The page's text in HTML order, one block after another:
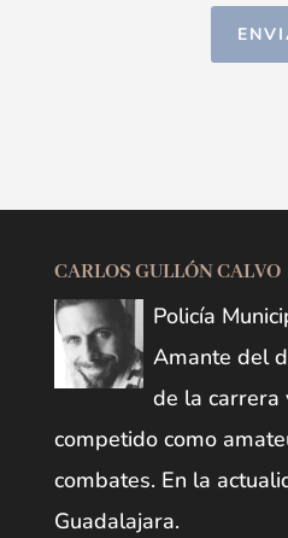
CARLOS GULLÓN CALVO
Policía
Amante del
de la carrera
competido como
combates. En la
Guadalajara.